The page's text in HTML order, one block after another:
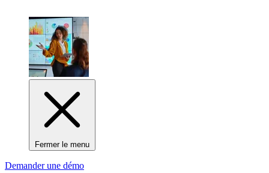
Fermer le menu
Demander une démo